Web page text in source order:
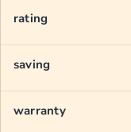
rating
saving
warranty